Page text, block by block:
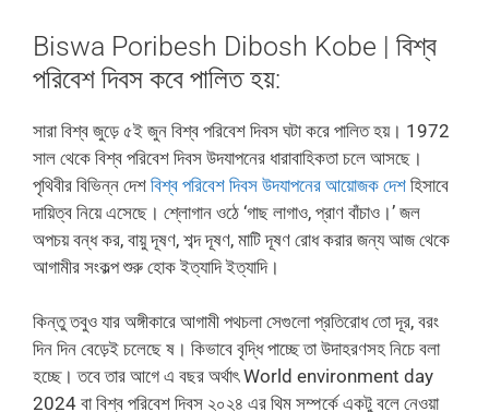
Biswa Poribesh Dibosh Kobe | বিশ্ব
পরিবেশ দিবস কবে পালিত হয়:
সারা বিশ্ব জুড়ে ৫ই জুন বিশ্ব পরিবেশ দিবস ঘটা করে পালিত হয়। 1972
সাল থেকে বিশ্ব পরিবেশ দিবস উদযাপনের ধারাবাহিকতা চলে আসছে।
পৃথিবীর বিভিন্ন দেশ বিশ্ব পরিবেশ দিবস উদযাপনের আয়োজক দেশ হিসাবে
দায়িত্ব নিয়ে এসেছে। শ্লোগান ওঠে ‘গাছ লাগাও, প্রাণ বাঁচাও।’ জল
অপচয় বন্ধ কর, বায়ু দূষণ, শব্দ দূষণ, মাটি দূষণ রোধ করার জন্য আজ থেকে
আগামীর সংকল্প শুরু হোক ইত্যাদি ইত্যাদি।
কিন্তু তবুও যার অঙ্গীকারে আগামী পথচলা সেগুলো প্রতিরোধ তো দূর, বরং
দিন দিন বেড়েই চলেছে ষ। কিভাবে বৃদ্ধি পাচ্ছে তা উদাহরণসহ নিচে বলা
হচ্ছে। তবে তার আগে এ বছর অর্থাৎ World environment day
2024 বা বিশ্ব পরিবেশ দিবস ২০২৪ এর থিম সম্পর্কে একটু বলে নেওয়া